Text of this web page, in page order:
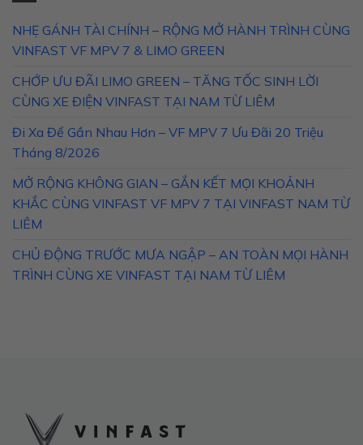
NHẸ GÁNH TÀI CHÍNH – RỘNG MỞ HÀNH TRÌNH CÙNG
VINFAST VF MPV 7 & LIMO GREEN
CHỚP ƯU ĐÃI LIMO GREEN – TĂNG TỐC SINH LỜI
CÙNG XE ĐIỆN VINFAST TẠI NAM TỪ LIÊM
Đi Xa Để Gần Nhau Hơn – VF MPV 7 Ưu Đãi 20 Triệu
Tháng 8/2026
MỞ RỘNG KHÔNG GIAN – GẮN KẾT MỌI KHOẢNH
KHẮC CÙNG VINFAST VF MPV 7 TẠI VINFAST NAM TỪ
LIÊM
CHỦ ĐỘNG TRƯỚC MƯA NGẬP – AN TOÀN MỌI HÀNH
TRÌNH CÙNG XE VINFAST TẠI NAM TỪ LIÊM